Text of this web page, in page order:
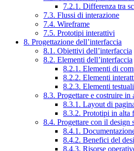
7.2.1. Differenza tra
7.3. Flussi di interazione
7.4. Wireframe
7.5. Prototipi interattivi
8. Progettazione dell’interfaccia
8.1. Obiettivi dell’interfaccia
8.2. Elementi dell’interfaccia
8.2.1. Elementi di
8.2.2. Elementi
8.2.3. Elementi
8.3. Progettare e costruire in
8.3.1. Layout di
8.3.2. Prototipi in alta
8.4. Progettare con il design
8.4.1.
8.4.2. Benefici del
8.4.3. Risorse